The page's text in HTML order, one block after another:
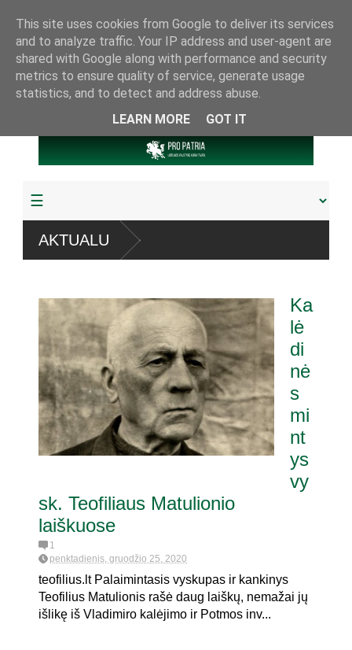
AKTUALU
referendumui dėl
Ka
lė
di
nė
s
mi
nt
ys
vy
sk. Teofiliaus Matulionio
laiškuose
1
penktadienis, gruodžio 25, 2020
teofilius.lt Palaimintasis vyskupas ir kankinys
Teofilius Matulionis rašė daug laiškų, nemažai jų
išlikę iš Vladimiro kalėjimo ir Potmos inv...
This site uses cookies from Google to deliver its services
and to analyze traffic. Your IP address and user-agent are
shared with Google along with performance and security
metrics to ensure quality of service, generate usage
statistics, and to detect and address abuse.
LEARN MORE
GOT IT